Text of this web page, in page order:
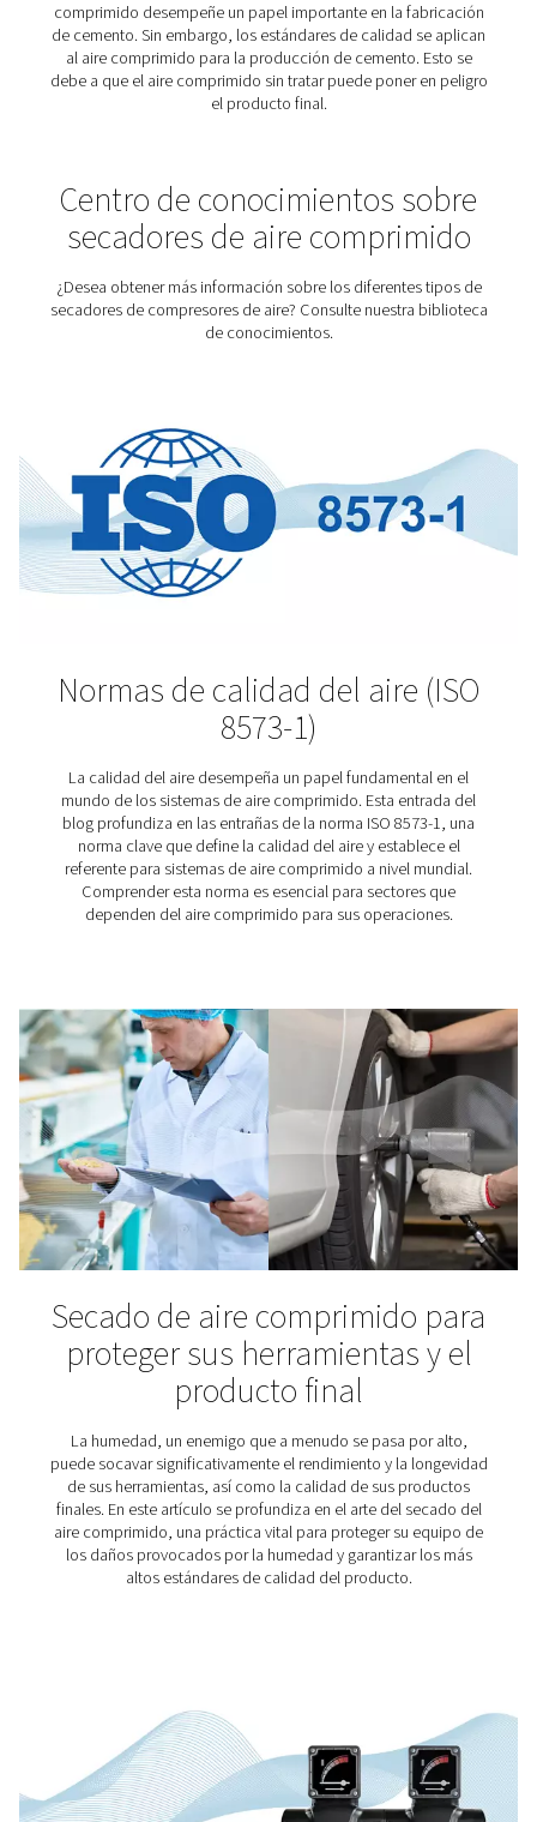
su producción. Las soluciones de tratamiento de
Pneumatech garantizan que el aire comprimido para
cumpla con los requisitos de calidad
Industria farmacéutica
El sector farmacéutico se encuentra entre las
reguladas. Por buenos motivos. Los productos
estrictos estándares de calidad. Y eso comienza con
comprimido muy limpio.
Industria de alimentos y
La comida y las bebidas son vitales en el verdadero
funcionando, sus productores necesitan aire
alta calidad. Al fin y al cabo, deben asegurarse de que
que comemos y bebemos sean seguras para
tengan buen sabor. Se aplican estrictos estándares
comprimido para la industria alimentaria.